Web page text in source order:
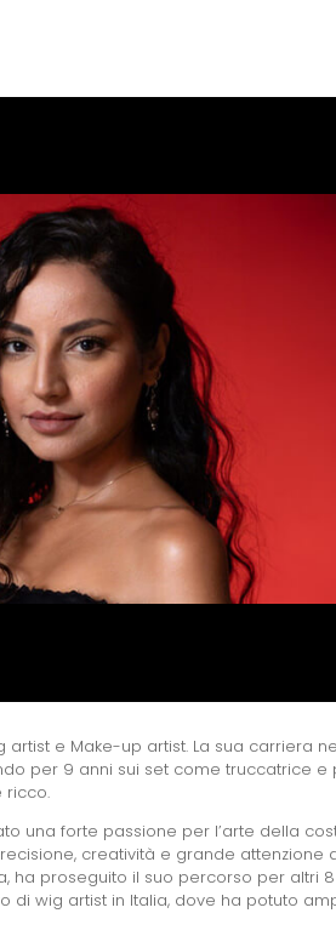
artist e Make-up artist. La sua carriera
per 9 anni sui set come truccatrice
ricco.
una forte passione per l’arte della
creatività e grande attenzione
ha proseguito il suo percorso per altri
di wig artist in Italia, dove ha potuto